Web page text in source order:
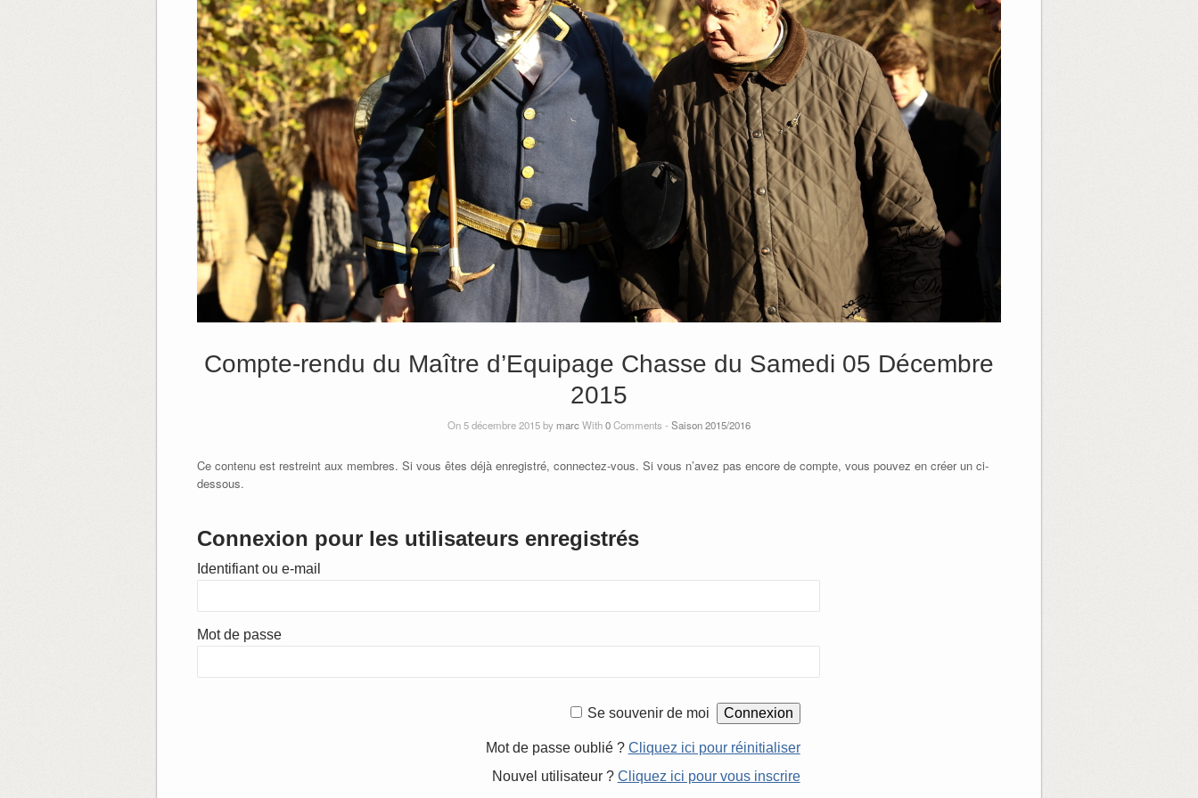
Compte-rendu du Maître d’Equipage Chasse du Samedi 05 Décembre
2015
On 5 décembre 2015 by marcWith0Comments - Saison 2015/2016
Ce contenu est restreint aux membres. Si vous êtes déjà enregistré, connectez-vous. Si vous n’avez pas encore de compte, vous pouvez en créer un ci-
dessous.
Connexion pour les utilisateurs enregistrés
Identifiant ou e-mail
Mot de passe
Se souvenir de moi
Mot de passe oublié ? Cliquez ici pour réinitialiser
Nouvel utilisateur ? Cliquez ici pour vous inscrire